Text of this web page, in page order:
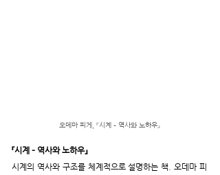
오데마 피게, 『시계 – 역사와 노하우』
『시계 – 역사와 노하우』
시계의 역사와 구조를 체계적으로 설명하는 책. 오데마 피